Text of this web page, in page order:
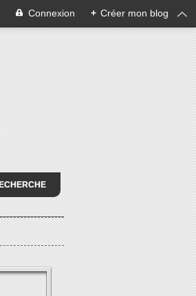
Connexion + Créer mon blog